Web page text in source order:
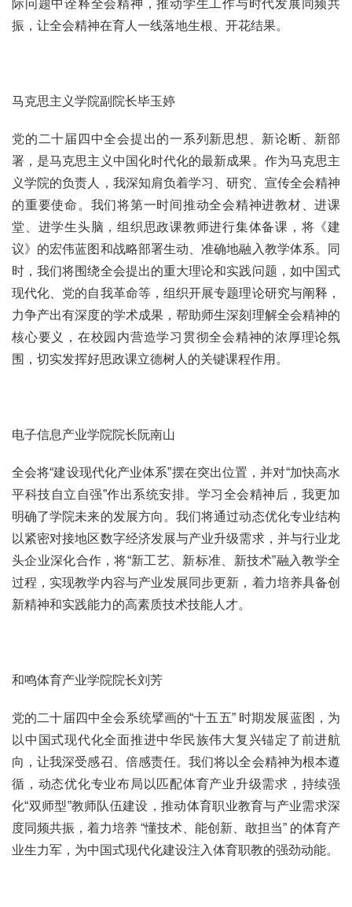
际问题中诠释全会精神，推动学生工作与时代发展同频共
振，让全会精神在育人一线落地生根、开花结果。
马克思主义学院副院长毕玉婷
党的二十届四中全会提出的一系列新思想、新论断、新部
署，是马克思主义中国化时代化的最新成果。作为马克思主
义学院的负责人，我深知肩负着学习、研究、宣传全会精神
的重要使命。我们将第一时间推动全会精神进教材、进课
堂、进学生头脑，组织思政课教师进行集体备课，将《建
议》的宏伟蓝图和战略部署生动、准确地融入教学体系。同
时，我们将围绕全会提出的重大理论和实践问题，如中国式
现代化、党的自我革命等，组织开展专题理论研究与阐释，
力争产出有深度的学术成果，帮助师生深刻理解全会精神的
核心要义，在校园内营造学习贯彻全会精神的浓厚理论氛
围，切实发挥好思政课立德树人的关键课程作用。
电子信息产业学院院长阮南山
全会将“建设现代化产业体系”摆在突出位置，并对“加快高水
平科技自立自强”作出系统安排。学习全会精神后，我更加
明确了学院未来的发展方向。我们将通过动态优化专业结构
以紧密对接地区数字经济发展与产业升级需求，并与行业龙
头企业深化合作，将“新工艺、新标准、新技术”融入教学全
过程，实现教学内容与产业发展同步更新，着力培养具备创
新精神和实践能力的高素质技术技能人才。
和鸣体育产业学院院长刘芳
党的二十届四中全会系统擘画的“十五五” 时期发展蓝图，为
以中国式现代化全面推进中华民族伟大复兴锚定了前进航
向，让我深受感召、倍感责任。我们将以全会精神为根本遵
循，动态优化专业布局以匹配体育产业升级需求，持续强
化“双师型”教师队伍建设，推动体育职业教育与产业需求深
度同频共振，着力培养 “懂技术、能创新、敢担当” 的体育产
业生力军，为中国式现代化建设注入体育职教的强劲动能。